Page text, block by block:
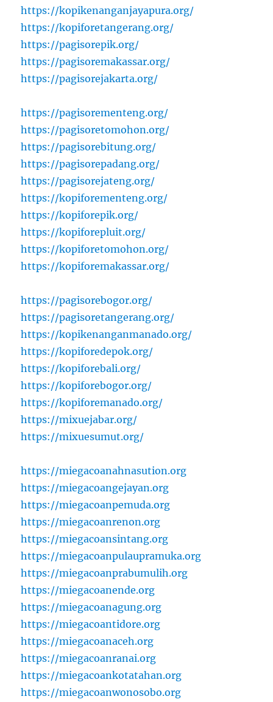
https://kopikenanganjayapura.org/
https://kopiforetangerang.org/
https://pagisorepik.org/
https://pagisoremakassar.org/
https://pagisorejakarta.org/
https://pagisorementeng.org/
https://pagisoretomohon.org/
https://pagisorebitung.org/
https://pagisorepadang.org/
https://pagisorejateng.org/
https://kopiforementeng.org/
https://kopiforepik.org/
https://kopiforepluit.org/
https://kopiforetomohon.org/
https://kopiforemakassar.org/
https://pagisorebogor.org/
https://pagisoretangerang.org/
https://kopikenanganmanado.org/
https://kopiforedepok.org/
https://kopiforebali.org/
https://kopiforebogor.org/
https://kopiforemanado.org/
https://mixuejabar.org/
https://mixuesumut.org/
https://miegacoanahnasution.org
https://miegacoangejayan.org
https://miegacoanpemuda.org
https://miegacoanrenon.org
https://miegacoansintang.org
https://miegacoanpulaupramuka.org
https://miegacoanprabumulih.org
https://miegacoanende.org
https://miegacoanagung.org
https://miegacoantidore.org
https://miegacoanaceh.org
https://miegacoanranai.org
https://miegacoankotatahan.org
https://miegacoanwonosobo.org